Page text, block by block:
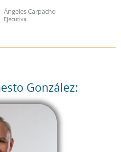
Ángeles Carpacho
Ejecutiva
González: